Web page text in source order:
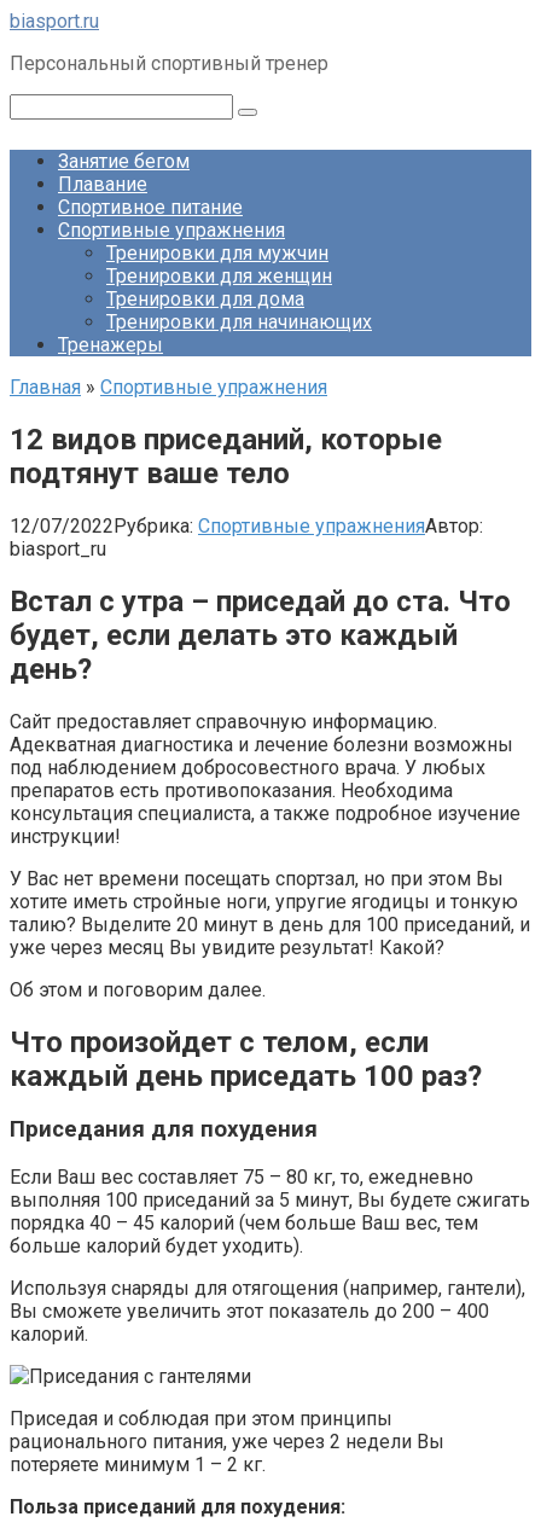
Перейти
контенту
biasport.ru
Персональный спортивный тренер
Занятие бегом
Плавание
Спортивное питание
Спортивные упражнения
Тренировки для мужчин
Тренировки для женщин
Тренировки для дома
Тренировки для начинающих
Тренажеры
Главная » Спортивные упражнения
12 видов приседаний, которые
подтянут ваше тело
12/07/2022Рубрика: Спортивные упражненияАвтор:
biasport_ru
Встал с утра – приседай до ста. Что
будет, если делать это каждый
день?
Сайт предоставляет справочную информацию.
Адекватная диагностика и лечение болезни возможны
под наблюдением добросовестного врача. У любых
препаратов есть противопоказания. Необходима
консультация специалиста, а также подробное изучение
инструкции!
У Вас нет времени посещать спортзал, но при этом Вы
хотите иметь стройные ноги, упругие ягодицы и тонкую
талию? Выделите 20 минут в день для 100 приседаний, и
уже через месяц Вы увидите результат! Какой?
Об этом и поговорим далее.
Что произойдет с телом, если
каждый день приседать 100 раз?
Приседания для похудения
Если Ваш вес составляет 75 – 80 кг, то, ежедневно
выполняя 100 приседаний за 5 минут, Вы будете сжигать
порядка 40 – 45 калорий (чем больше Ваш вес, тем
больше калорий будет уходить).
Используя снаряды для отягощения (например, гантели),
Вы сможете увеличить этот показатель до 200 – 400
калорий.
Приседая и соблюдая при этом принципы
рационального питания, уже через 2 недели Вы
потеряете минимум 1 – 2 кг.
Польза приседаний для похудения: